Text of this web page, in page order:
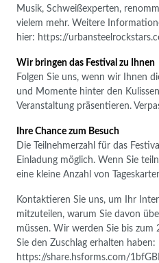
Musik, Schweißexperten,
vielem mehr. Weitere
hier: https://
Wir bringen das Festival zu Ihnen
Folgen Sie uns, wenn wir Ihnen
und Momente hinter den
Veranstaltung präsentieren.
Ihre Chance zum Besuch
Die Teilnehmerzahl für das
Einladung möglich. Wenn Sie
eine kleine Anzahl von
Kontaktieren Sie uns, um Ihr
mitzuteilen, warum Sie davon
müssen. Wir werden Sie bis zum
Sie den Zuschlag erhalten haben:
https://share.hsforms.com/